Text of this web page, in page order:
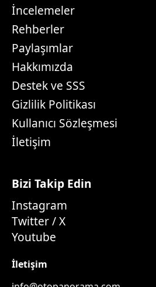
İncelemeler
Rehberler
Paylaşımlar
Hakkımızda
Destek ve SSS
Gizlilik Politikası
Kullanıcı Sözleşmesi
İletişim
Bizi Takip Edin
Instagram
Twitter / X
Youtube
İletişim